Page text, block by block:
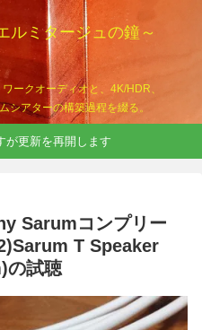
ルミタージュの鐘～
ークオーディオと、4K/HDR、
シアターの構築過程を綴る。
が更新を再開します
Sarumコンプリー
T Speaker
の試聴